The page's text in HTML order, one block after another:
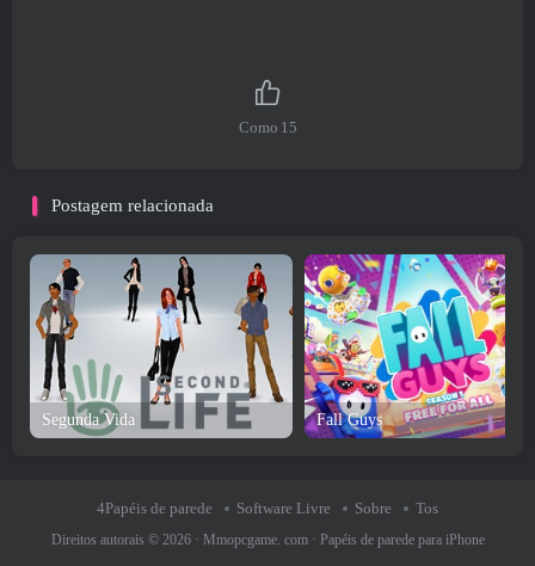
Como 15
Postagem relacionada
Segunda Vida Fall Guys
4Papéis de parede Software Livre Sobre Tos
Direitos autorais © 2026 · Mmopcgame. com· Papéis de parede para iPhone